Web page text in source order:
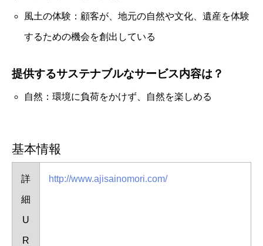
風土の体験：顧客が、地元の自然や文化、遺産を体験
するための機会を創出している
提供するサステナブルなサービス内容は？
自然：環境に負荷をかけず、自然を楽しめる
基本情報
詳
細
U
R
http://www.ajisainomori.com/